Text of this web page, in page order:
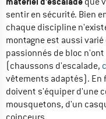
sentir en sécurité. Bien
chaque discipline
montagne est aussi
passionnés de bloc
(chaussons d'escalade,
vêtements adaptés). En
doivent s'équiper d'une
mousquetons, d'un